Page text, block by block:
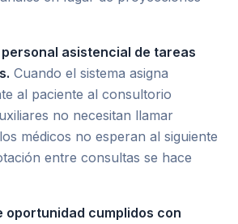
asistencial de tareas
Cuando el sistema asigna
al paciente al consultorio
no necesitan llamar
médicos no esperan al siguiente
entre consultas se hace
oportunidad cumplidos con